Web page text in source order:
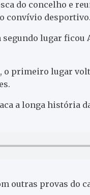
do concelho e
convívio desportivo.
lugar ficou
o primeiro lugar
a longa história
outras provas do